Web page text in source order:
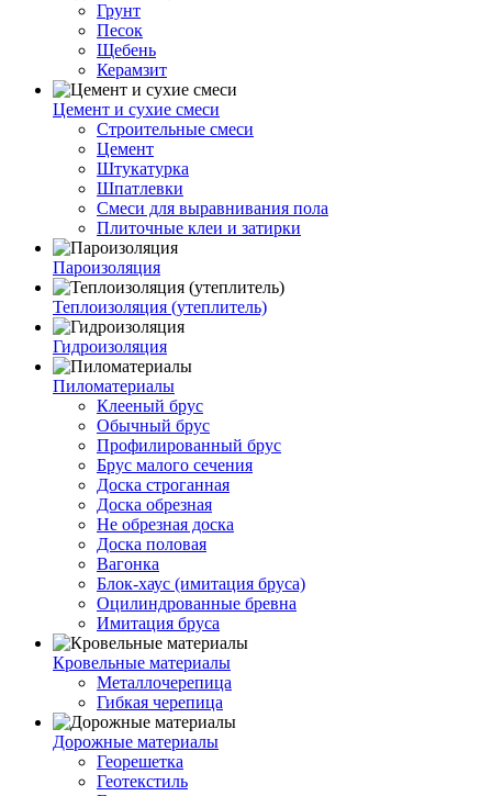
Грунт
Песок
Щебень
Керамзит
Цемент и сухие смеси
Строительные смеси
Цемент
Штукатурка
Шпатлевки
Смеси для выравнивания пола
Плиточные клеи и затирки
Пароизоляция
Теплоизоляция (утеплитель)
Гидроизоляция
Пиломатериалы
Клееный брус
Обычный брус
Профилированный брус
Брус малого сечения
Доска строганная
Доска обрезная
Не обрезная доска
Доска половая
Вагонка
Блок-хаус (имитация бруса)
Оцилиндрованные бревна
Имитация бруса
Кровельные материалы
Металлочерепица
Гибкая черепица
Дорожные материалы
Георешетка
Геотекстиль